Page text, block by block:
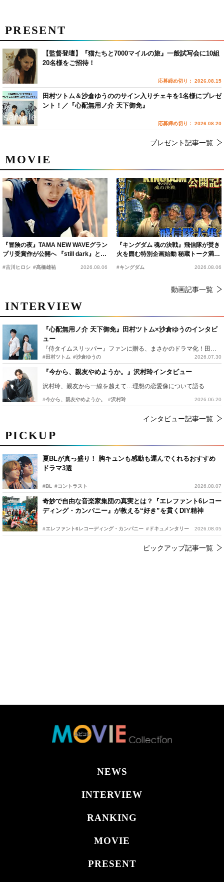
PICKUP
夏BLが真っ盛り！ 胸キュンも感動も運んでくれるおすすめ
ドラマ3選
#BL #コントラスト 2026.08.07
奇妙で自由な音楽家集団の真実とは？『エレファント6レコー
ディング・カンパニー』が教える“好き”を貫くDIY精神
#エレファント6レコーディング・カンパニー #ドキュメンタリー 2026.08.05
ピックアップ記事一覧
MOVIE
『冒険の夜』TAMA NEW WAVEグラン
プリ受賞作が公開へ 『still dark』と同
時上映決定
#古川ヒロシ #髙橋雄祐 2026.08.06
『キングダム 魂の決戦』飛信隊が焚き
火を囲む特別企画始動 秘蔵トーク満載
の“キングダムキャンプ”開催
#キングダム 2026.08.06
動画記事一覧
INTERVIEW
『心配無用ノ介 天下御免』田村ツトム×沙倉ゆうのインタビ
ュー
#田村ツトム #沙倉ゆうの 2026.07.30
『今から、親友やめようか。』沢村玲インタビュー
沢村玲、親友から一線を越えて…理想の恋愛像について語る
#今から、親友やめようか。 #沢村玲 2026.06.20
インタビュー記事一覧
PRESENT
【監督登壇】『猫たちと7000マイルの旅』一般試写会に10組
20名様をご招待！
応募締め切り： 2026.08.15
田村ツトム＆沙倉ゆうののサイン入りチェキを1名様にプレゼ
ント！／『心配無用ノ介 天下御免』
応募締め切り： 2026.08.20
プレゼント記事一覧
NEWS
INTERVIEW
RANKING
MOVIE
PRESENT